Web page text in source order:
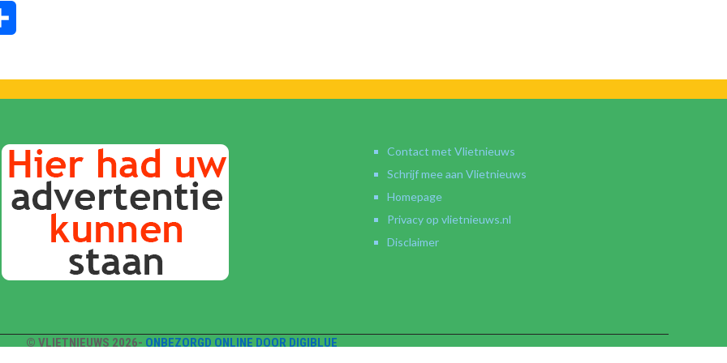
Contact met Vlietnieuws
Schrijf mee aan Vlietnieuws
Homepage
Privacy op vlietnieuws.nl
Disclaimer
© VLIETNIEUWS 2026- ONBEZORGD ONLINE DOOR DIGIBLUE